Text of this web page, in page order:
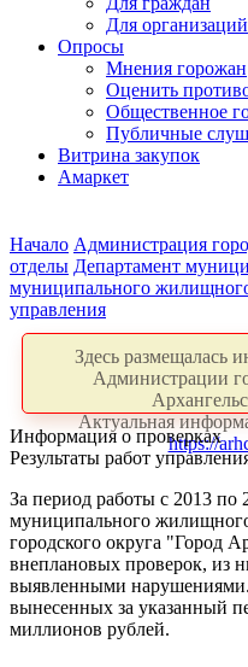
Для организаций
Опросы
Мнения горожан
Оценить
Общественное
Публичные
Витрина закупок
Амаркет
Начало Администрация
отделы Департамент
муниципального
управления
Здесь размещалась
Администрации
Актуальная
https://
Информация о проверках
Результаты работ
За период работы с 2013 по
муниципального
городского округа "Город
внеплановых проверок, из
выявленными
вынесенных за указанный
миллионов рублей.